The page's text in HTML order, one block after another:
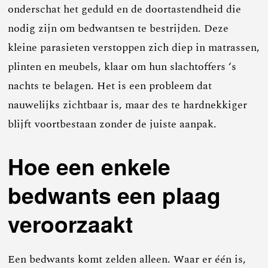
onderschat het geduld en de doortastendheid die
nodig zijn om bedwantsen te bestrijden. Deze
kleine parasieten verstoppen zich diep in matrassen,
plinten en meubels, klaar om hun slachtoffers ‘s
nachts te belagen. Het is een probleem dat
nauwelijks zichtbaar is, maar des te hardnekkiger
blijft voortbestaan zonder de juiste aanpak.
Hoe een enkele
bedwants een plaag
veroorzaakt
Een bedwants komt zelden alleen. Waar er één is,